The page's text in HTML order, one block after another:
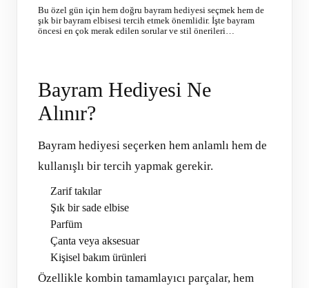
Bu özel gün için hem doğru bayram hediyesi seçmek hem de
şık bir bayram elbisesi tercih etmek önemlidir. İşte bayram
öncesi en çok merak edilen sorular ve stil önerileri…
Bayram Hediyesi Ne
Alınır?
Bayram hediyesi seçerken hem anlamlı hem de
kullanışlı bir tercih yapmak gerekir.
Zarif takılar
Şık bir sade elbise
Parfüm
Çanta veya aksesuar
Kişisel bakım ürünleri
Özellikle kombin tamamlayıcı parçalar, hem